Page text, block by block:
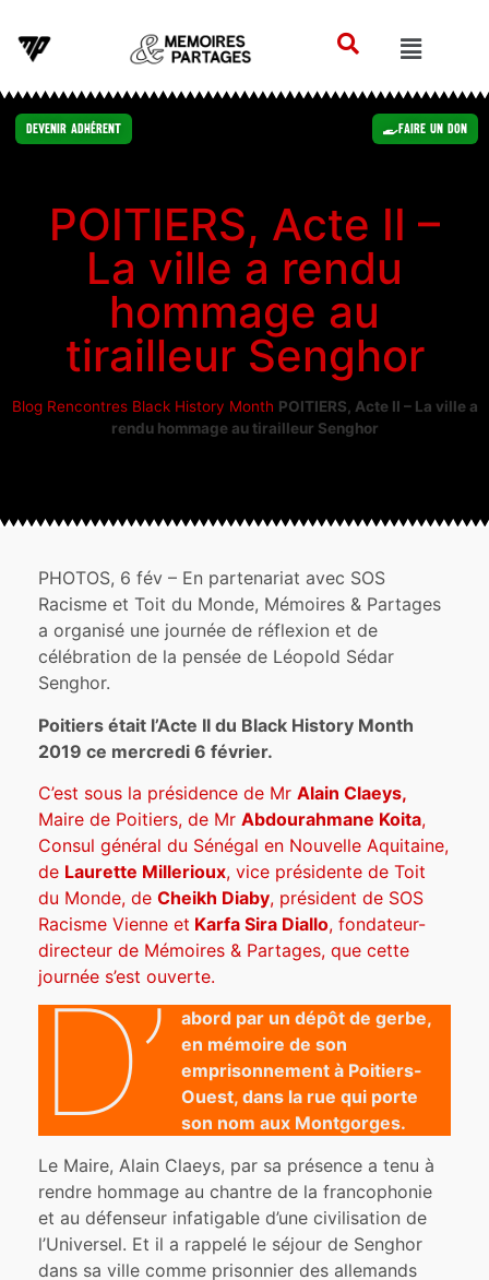
Devenir Adhérent Faire un Don
POITIERS, Acte II –
La ville a rendu
hommage au
tirailleur Senghor
Blog Rencontres Black History Month POITIERS, Acte II – La ville a
rendu hommage au tirailleur Senghor
PHOTOS, 6 fév – En partenariat avec SOS
Racisme et Toit du Monde, Mémoires & Partages
a organisé une journée de réflexion et de
célébration de la pensée de Léopold Sédar
Senghor.
Poitiers était l’Acte II du Black History Month
2019 ce mercredi 6 février.
C’est sous la présidence de MrAlain Claeys,
Maire de Poitiers, de MrAbdourahmane Koita,
Consul général du Sénégal en Nouvelle Aquitaine,
de Laurette Millerioux, vice présidente de Toit
du Monde, deCheikh Diaby, président de SOS
Racisme Vienne et Karfa Sira Diallo, fondateur-
directeur de Mémoires & Partages, que cette
journée s’est ouverte.
D’
abord par un dépôt de gerbe,
en mémoire de son
emprisonnement à Poitiers-
Ouest, dans la rue qui porte
son nom aux Montgorges.
Le Maire, Alain Claeys, par sa présence a tenu à
rendre hommage au chantre de la francophonie
et au défenseur infatigable d’une civilisation de
l’Universel. Et il a rappelé le séjour de Senghor
dans sa ville comme prisonnier des allemands